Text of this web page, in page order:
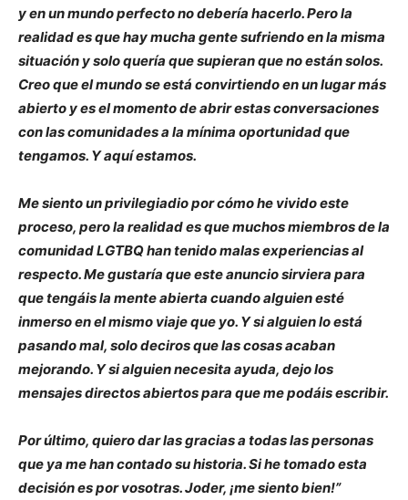
y en un mundo perfecto no debería hacerlo. Pero la
realidad es que hay mucha gente sufriendo en la misma
situación y solo quería que supieran que no están solos.
Creo que el mundo se está convirtiendo en un lugar más
abierto y es el momento de abrir estas conversaciones
con las comunidades a la mínima oportunidad que
tengamos. Y aquí estamos.
Me siento un privilegiadio por cómo he vivido este
proceso, pero la realidad es que muchos miembros de la
comunidad LGTBQ han tenido malas experiencias al
respecto. Me gustaría que este anuncio sirviera para
que tengáis la mente abierta cuando alguien esté
inmerso en el mismo viaje que yo. Y si alguien lo está
pasando mal, solo deciros que las cosas acaban
mejorando. Y si alguien necesita ayuda, dejo los
mensajes directos abiertos para que me podáis escribir.
Por último, quiero dar las gracias a todas las personas
que ya me han contado su historia. Si he tomado esta
decisión es por vosotras. Joder, ¡me siento bien!”